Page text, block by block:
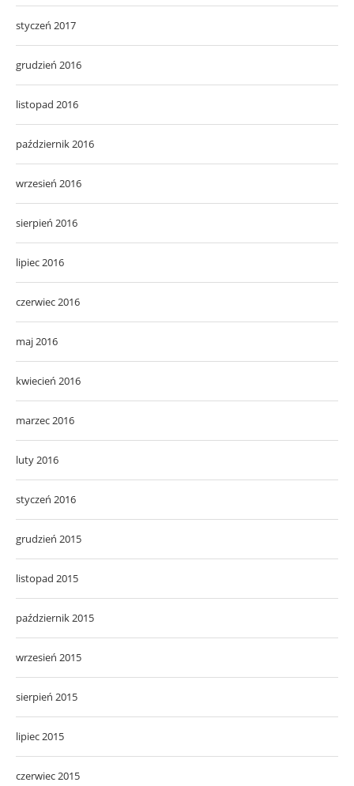
styczeń 2017
grudzień 2016
listopad 2016
październik 2016
wrzesień 2016
sierpień 2016
lipiec 2016
czerwiec 2016
maj 2016
kwiecień 2016
marzec 2016
luty 2016
styczeń 2016
grudzień 2015
listopad 2015
październik 2015
wrzesień 2015
sierpień 2015
lipiec 2015
czerwiec 2015